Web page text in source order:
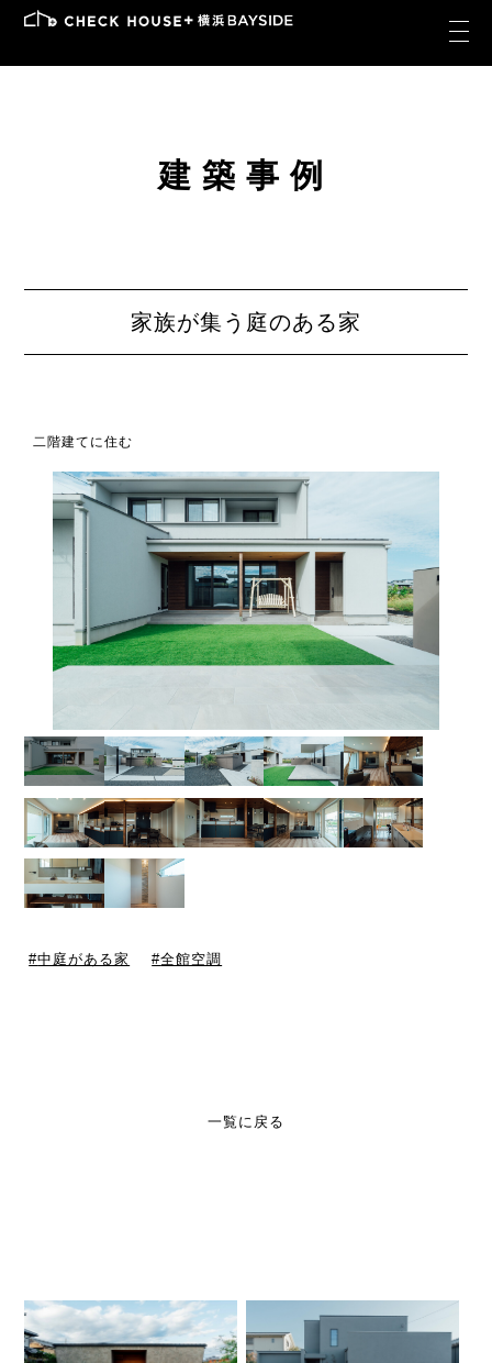
建築事例
家族が集う庭のある家
二階建てに住む
中庭がある家 全館空調
一覧に戻る